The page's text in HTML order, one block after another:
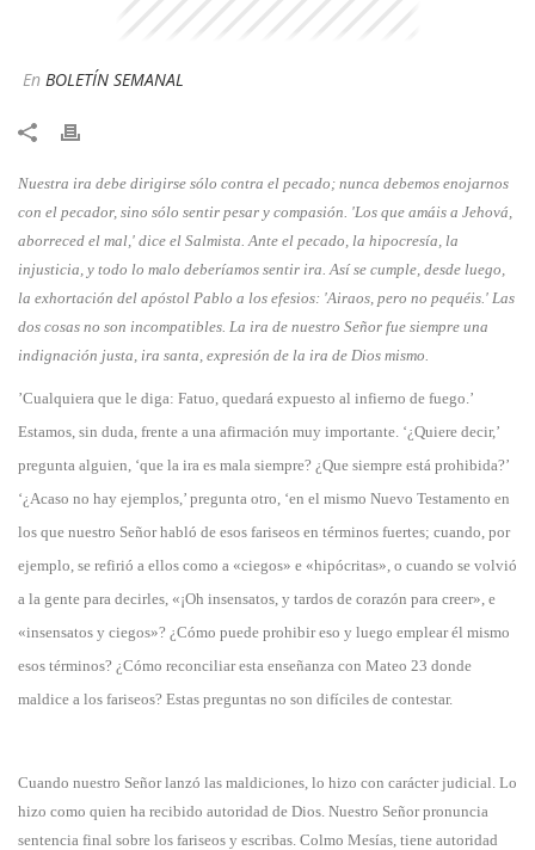
En BOLETÍN SEMANAL
​Nuestra ira debe dirigirse sólo contra el pecado; nunca debemos enojarnos
con el pecador, sino sólo sentir pesar y compasión. 'Los que amáis a Jehová,
aborreced el mal,' dice el Salmista. Ante el pecado, la hipocresía, la
injusticia, y todo lo malo deberíamos sentir ira. Así se cumple, desde luego,
la exhortación del apóstol Pablo a los efesios: 'Airaos, pero no pequéis.' Las
dos cosas no son incompatibles. La ira de nuestro Señor fue siempre una
indignación justa, ira santa, expresión de la ira de Dios mismo.
​’Cualquiera que le diga: Fatuo, quedará expuesto al infierno de fuego.’
Estamos, sin duda, frente a una afirmación muy importante. ‘¿Quiere decir,’
pregunta alguien, ‘que la ira es mala siempre? ¿Que siempre está prohibida?’
‘¿Acaso no hay ejemplos,’ pregunta otro, ‘en el mismo Nuevo Testamento en
los que nuestro Señor habló de esos fariseos en términos fuertes; cuando, por
ejemplo, se refirió a ellos como a «ciegos» e «hipócritas», o cuando se volvió
a la gente para decirles, «¡Oh insensatos, y tardos de corazón para creer», e
«insensatos y ciegos»? ¿Cómo puede prohibir eso y luego emplear él mismo
esos términos? ¿Cómo reconciliar esta enseñanza con Mateo 23 donde
maldice a los fariseos? Estas preguntas no son difíciles de contestar.
Cuando nuestro Señor lanzó las maldiciones, lo hizo con carácter judicial. Lo
hizo como quien ha recibido autoridad de Dios. Nuestro Señor pronuncia
sentencia final sobre los fariseos y escribas. Colmo Mesías, tiene autoridad